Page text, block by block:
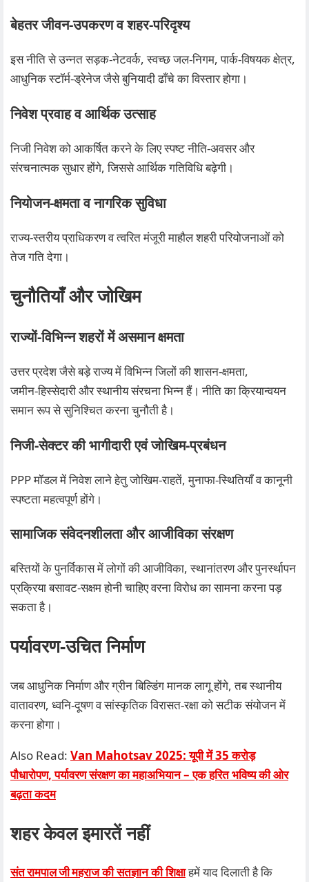
बेहतर जीवन‑उपकरण व शहर‑परिदृश्य
इस नीति से उन्नत सड़क‑नेटवर्क, स्वच्छ जल‑निगम, पार्क‑विषयक क्षेत्र,
आधुनिक स्टॉर्म‑ड्रेनेज जैसे बुनियादी ढाँचे का विस्तार होगा।
निवेश प्रवाह व आर्थिक उत्साह
निजी निवेश को आकर्षित करने के लिए स्पष्ट नीति‑अवसर और
संरचनात्मक सुधार होंगे, जिससे आर्थिक गतिविधि बढ़ेगी।
नियोजन‑क्षमता व नागरिक सुविधा
राज्य‑स्तरीय प्राधिकरण व त्वरित मंजूरी माहौल शहरी परियोजनाओं को
तेज गति देगा।
चुनौतियाँ और जोखिम
राज्यों‑विभिन्न शहरों में असमान क्षमता
उत्तर प्रदेश जैसे बड़े राज्य में विभिन्न जिलों की शासन‑क्षमता,
जमीन‑हिस्सेदारी और स्थानीय संरचना भिन्न हैं। नीति का क्रियान्वयन
समान रूप से सुनिश्चित करना चुनौती है।
निजी‑सेक्टर की भागीदारी एवं जोखिम‑प्रबंधन
PPP मॉडल में निवेश लाने हेतु जोखिम‑राहतें, मुनाफा‑स्थितियाँ व कानूनी
स्पष्टता महत्वपूर्ण होंगे।
सामाजिक संवेदनशीलता और आजीविका संरक्षण
बस्तियों के पुनर्विकास में लोगों की आजीविका, स्थानांतरण और पुनर्स्थापन
प्रक्रिया बसावट‑सक्षम होनी चाहिए वरना विरोध का सामना करना पड़
सकता है।
पर्यावरण‑उचित निर्माण
जब आधुनिक निर्माण और ग्रीन बिल्डिंग मानक लागू होंगे, तब स्थानीय
वातावरण, ध्वनि‑दूषण व सांस्कृतिक विरासत‑रक्षा को सटीक संयोजन में
करना होगा।
Also Read: Van Mahotsav 2025: यूपी में 35 करोड़
पौधारोपण, पर्यावरण संरक्षण का महाअभियान – एक हरित भविष्य की ओर
बढ़ता कदम
शहर केवल इमारतें नहीं
संत रामपाल जी महराज की सतज्ञान की शिक्षाहमें याद दिलाती है कि